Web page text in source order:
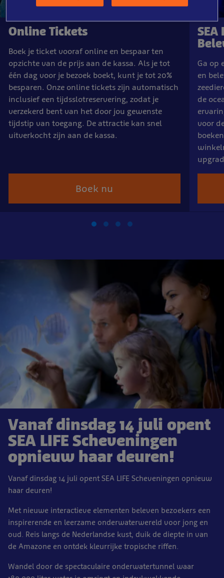
Online Tickets
Boek je ticket vooraf online en bespaar ten
opzichte van de prijs aan de kassa. Als je tot
één dag voor je bezoek boekt, kunt je tot 20%
besparen. Onze online tickets zijn automatisch
inclusief een tijdsslotreservering, zodat je
verzekerd bent van het door jou gewenste
tijdstip van toegang. De attractie kan snel
uitverkocht zijn aan de kassa.
Boek nu
Ga op
en
de
voor
Vanaf dinsdag 14 juli opent
SEA LIFE Scheveningen
opnieuw haar deuren!
Vanaf dinsdag 14 juli opent SEA LIFE Scheveningen opnieuw
haar deuren!
Met nieuwe interactieve elementen beleven bezoekers een
inspirerende en leerzame onderwaterwereld voor jong en
oud. Reis langs de Nederlandse kust, duik de diepte in van
de Amazone en ontdek kleurrijke tropische riffen.
Wandel door de spectaculaire onderwatertunnel waar